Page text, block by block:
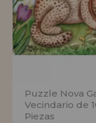
Puzzle Nova
Vecindario de
Piezas